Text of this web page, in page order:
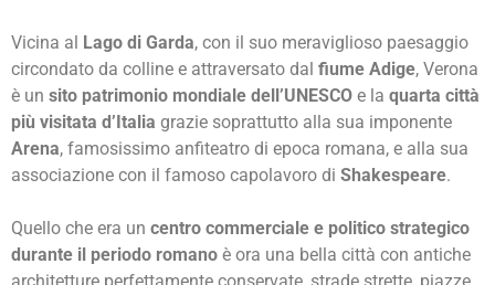
Vicina al Lago di Garda
, con il suo meraviglioso paesaggio
circondato da colline e attraversato dal fiume Adige
, Verona
è un
sito patrimonio mondiale dell’UNESCO e la
quarta città
più visitata d’Italia
grazie soprattutto alla sua imponente
Arena
, famosissimo anfiteatro di epoca romana, e alla sua
associazione con il famoso capolavoro di Shakespeare
Quello che era un
centro commerciale e politico strategico
durante il periodo romano
è ora una bella città con antiche
architetture perfettamente conservate, strade strette, piazze